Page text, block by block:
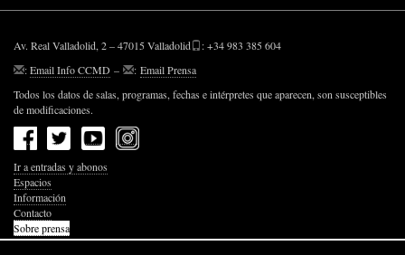
Av. Real Valladolid, 2 – 47015 Valladolid
: +34 983 385 604
:Email Info CCMD – : Email Prensa
Todos los datos de salas, programas, fechas e intérpretes que aparecen, son susceptibles
de modificaciones.
Ir a entradas y abonos
Espacios
Información
Contacto
Sobre prensa
Política de Privacidad